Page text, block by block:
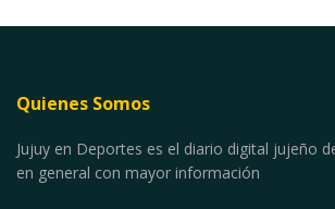
Quienes Somos
Jujuy en Deportes es el diario digital jujeño
en general con mayor información